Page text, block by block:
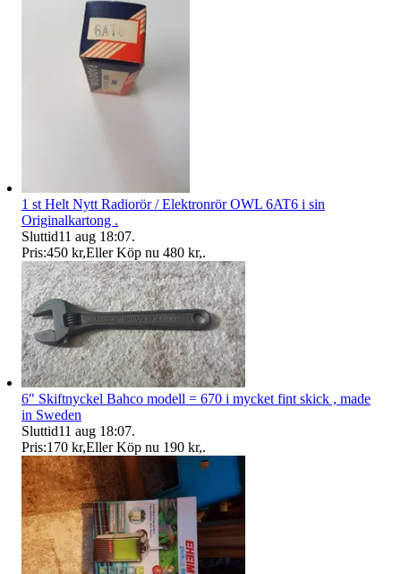
1 st Helt Nytt Radiorör / Elektronrör OWL 6AT6 i sin
Originalkartong .
Sluttid11 aug 18:07.
Pris:450 kr,Eller Köp nu 480 kr,.
6" Skiftnyckel Bahco modell = 670 i mycket fint skick , made
in Sweden
Sluttid11 aug 18:07.
Pris:170 kr,Eller Köp nu 190 kr,.